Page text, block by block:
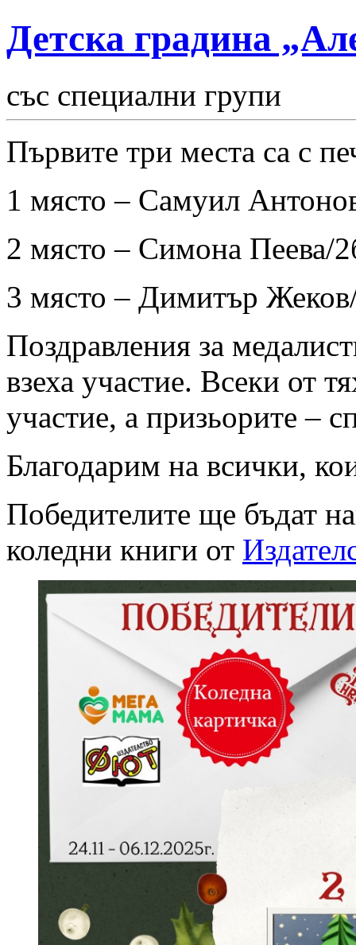
Детска градина
със специални групи
Първите три места са с
1 място – Самуил
2 място – Симона Пеева/
3 място – Димитър
Поздравления за
взеха участие. Всеки от
участие, а призьорите –
Благодарим на всички,
Победителите ще бъдат
коледни книги от